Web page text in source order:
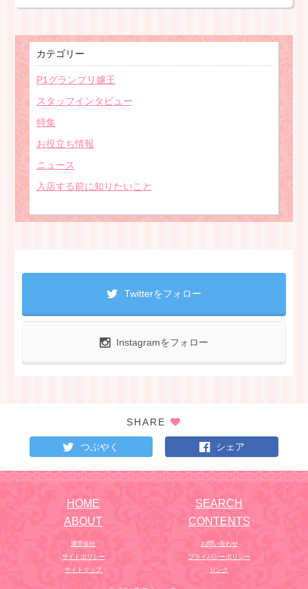
カテゴリー
P1グランプリ嬢王
スタッフインタビュー
特集
お役立ち情報
ニュース
入店する前に知りたいこと
Twitterをフォロー
Instagramをフォロー
SHARE
つぶやく シェア
HOME
SEARCH
ABOUT
CONTENTS
運営会社
お問い合わせ
サイトポリシー
プライバシーポリシー
サイトマップ
リンク